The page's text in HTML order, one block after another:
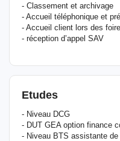
- Classement et archivage
- Accueil téléphonique et
- Accueil client lors des
- réception d’appel SAV
Etudes
- Niveau DCG
- DUT GEA option finance
- Niveau BTS assistante